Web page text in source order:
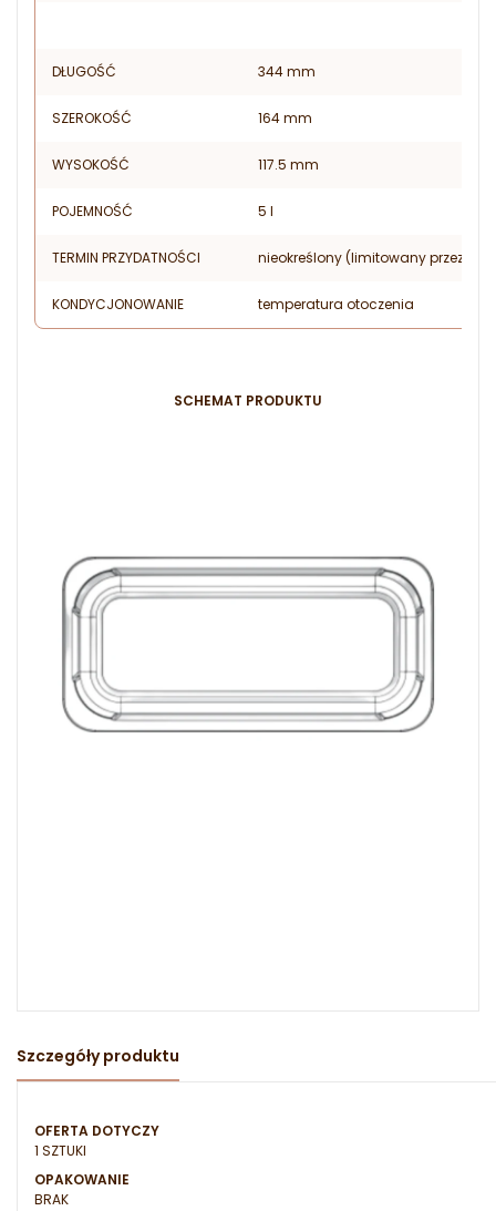
DŁUGOŚĆ 344 mm
SZEROKOŚĆ 164 mm
WYSOKOŚĆ 117.5 mm
POJEMNOŚĆ 5 l
TERMIN PRZYDATNOŚCI nieokreślony (limitowany przez
KONDYCJONOWANIE temperatura otoczenia
SCHEMAT PRODUKTU
Szczegóły produktu
OFERTA DOTYCZY
1 SZTUKI
OPAKOWANIE
BRAK